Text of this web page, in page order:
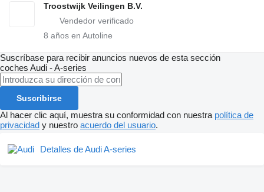
Troostwijk Veilingen B.V.
8 años en Autoline
Suscríbase para recibir anuncios nuevos de esta sección
coches Audi - A-series
Suscribirse
Al hacer clic aquí, muestra su conformidad con nuestra política de
privacidad y nuestro acuerdo del usuario.
Detalles de Audi A-series